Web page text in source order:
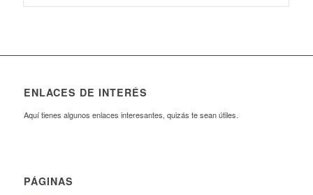
ENLACES DE INTERÉS
Aquí tienes algunos enlaces interesantes, quizás te sean útiles.
PÁGINAS